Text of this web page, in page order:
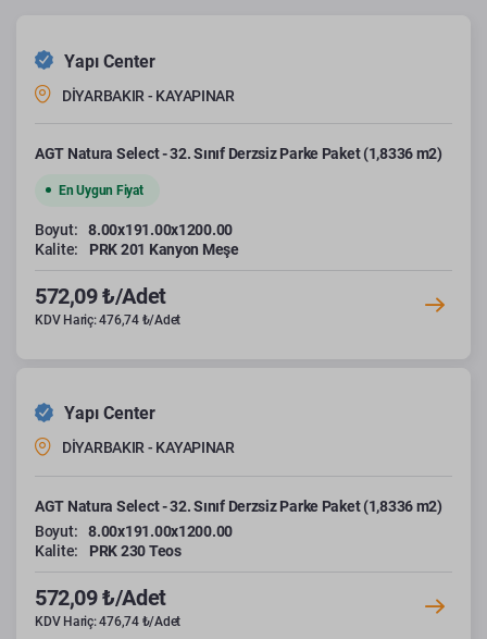
Yapı Center
DİYARBAKIR - KAYAPINAR
AGT Natura Select - 32. Sınıf Derzsiz Parke Paket (1,8336 m2)
En Uygun Fiyat
Boyut:
8.00x191.00x1200.00
Kalite:
PRK 201 Kanyon Meşe
572,09 ₺/Adet
KDV Hariç: 476,74 ₺/Adet
Yapı Center
DİYARBAKIR - KAYAPINAR
AGT Natura Select - 32. Sınıf Derzsiz Parke Paket (1,8336 m2)
Boyut:
8.00x191.00x1200.00
Kalite:
PRK 230 Teos
572,09 ₺/Adet
KDV Hariç: 476,74 ₺/Adet